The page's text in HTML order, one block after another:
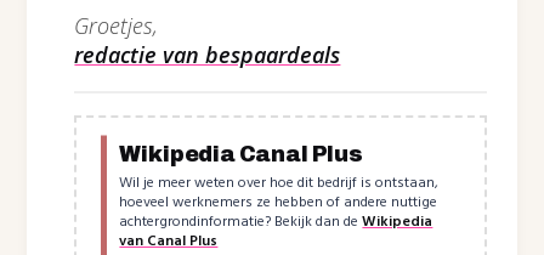
Groetjes,
redactie van bespaardeals
Wikipedia Canal Plus
Wil je meer weten over hoe dit bedrijf is ontstaan,
hoeveel werknemers ze hebben of andere nuttige
achtergrondinformatie? Bekijk dan deWikipedia
van Canal Plus